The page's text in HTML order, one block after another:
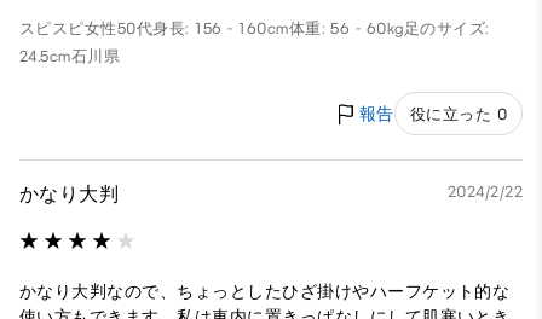
スピスピ女性50代身長: 156 - 160cm体重: 56 - 60kg足のサイズ:
24.5cm石川県
報告 役に立った 0
かなり大判 2024/2/22
かなり大判なので、ちょっとしたひざ掛けやハーフケット的な